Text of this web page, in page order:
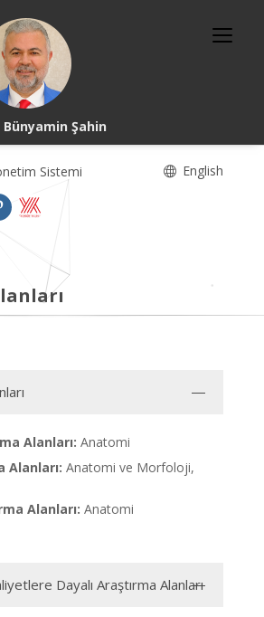
Şahin
Sistemi English
Alanları: Anatomi
Alanları: Anatomi ve Morfoloji,
Alanları: Anatomi
Dayalı Araştırma Alanları